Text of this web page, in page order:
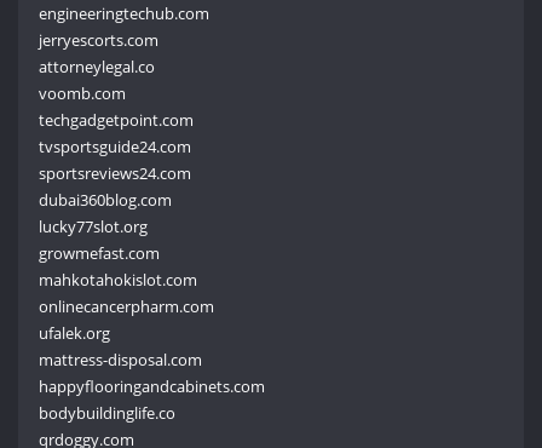
engineeringtechub.com
jerryescorts.com
attorneylegal.co
voomb.com
techgadgetpoint.com
tvsportsguide24.com
sportsreviews24.com
dubai360blog.com
lucky77slot.org
growmefast.com
mahkotahokislot.com
onlinecancerpharm.com
ufalek.org
mattress-disposal.com
happyflooringandcabinets.com
bodybuildinglife.co
qrdoggy.com